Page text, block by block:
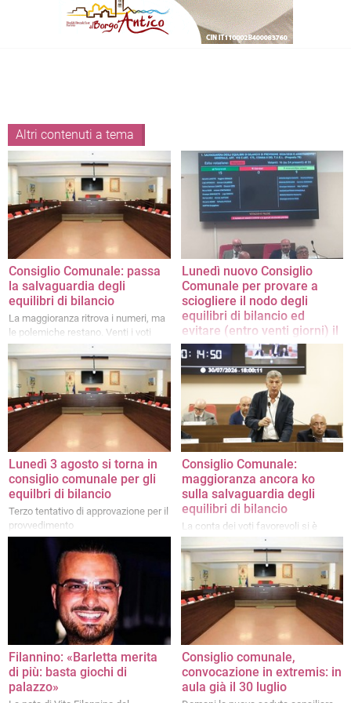
Altri contenuti a tema
Consiglio Comunale: passa
la salvaguardia degli
equilibri di bilancio
La maggioranza ritrova i numeri, ma
le polemiche restano. Venti i voti
favorevoli al provvedimento
Lunedì nuovo Consiglio
Comunale per provare a
sciogliere il nodo degli
equilibri di bilancio ed
evitare (entro venti giorni) il
commissariamento
La maggioranza, secondo il sindaco,
dovrebbe ritrovare i numeri, ma
permangono le divisioni. Intanto, nel
centrosinistra, prime prove di
coalizione e primi nodi da sciogliere
in vista delle prossime elezioni
Lunedì 3 agosto si torna in
consiglio comunale per gli
equilbri di bilancio
Terzo tentativo di approvazione per il
provvedimento
Consiglio Comunale:
maggioranza ancora ko
sulla salvaguardia degli
equilibri di bilancio
La conta dei voti favorevoli si è
fermata a 15 voti, a fronte dei 17
necessari
Filannino: «Barletta merita
di più: basta giochi di
palazzo»
Consiglio comunale,
convocazione in extremis: in
aula già il 30 luglio